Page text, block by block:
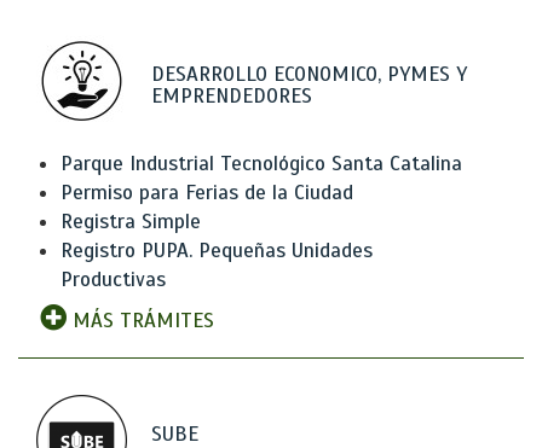
DESARROLLO ECONOMICO, PYMES Y
EMPRENDEDORES
Parque Industrial Tecnológico Santa Catalina
Permiso para Ferias de la Ciudad
Registra Simple
Registro PUPA. Pequeñas Unidades
Productivas
MÁS TRÁMITES
SUBE